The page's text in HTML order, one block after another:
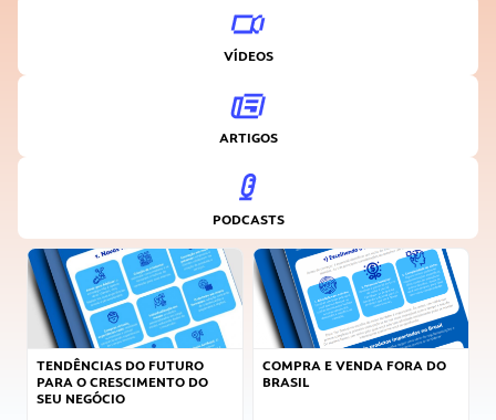
VÍDEOS
ARTIGOS
PODCASTS
TENDÊNCIAS DO FUTURO
PARA O CRESCIMENTO DO
SEU NEGÓCIO
COMPRA E VENDA FORA DO
BRASIL